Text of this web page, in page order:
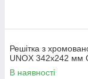
Решітка з
UNOX 342x242 мм
В наявності